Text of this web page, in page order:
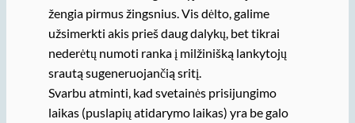
žengia pirmus žingsnius. Vis dėlto, galime
užsimerkti akis prieš daug dalykų, bet tikrai
nederėtų numoti ranka į milžinišką lankytojų
srautą sugeneruojančią sritį.
Svarbu atminti, kad svetainės prisijungimo
laikas (puslapių atidarymo laikas) yra be galo